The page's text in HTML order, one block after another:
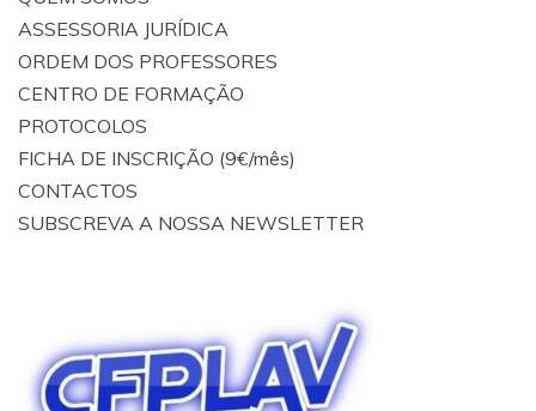
ASSESSORIA JURÍDICA
ORDEM DOS PROFESSORES
CENTRO DE FORMAÇÃO
PROTOCOLOS
FICHA DE INSCRIÇÃO (9€/mês)
CONTACTOS
SUBSCREVA A NOSSA NEWSLETTER